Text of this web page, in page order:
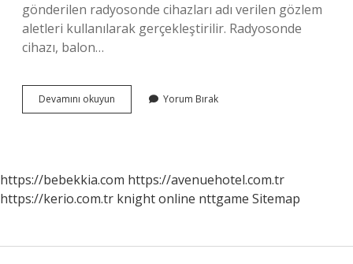
gönderilen radyosonde cihazları adı verilen gözlem
aletleri kullanılarak gerçekleştirilir. Radyosonde
cihazı, balon…
Devamını okuyun Meteoroloji
Balonu
Yorum Bırak
https://bebekkia.com https://avenuehotel.com.tr
https://kerio.com.tr knight online nttgame Sitemap